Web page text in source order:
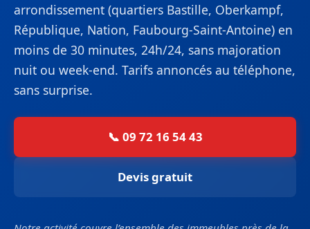
arrondissement (quartiers Bastille, Oberkampf,
République, Nation, Faubourg-Saint-Antoine) en
moins de 30 minutes, 24h/24, sans majoration
nuit ou week-end. Tarifs annoncés au téléphone,
sans surprise.
📞 09 72 16 54 43
Devis gratuit